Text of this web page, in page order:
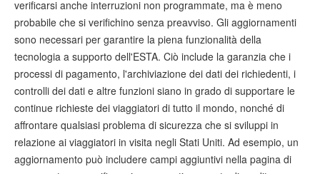
verificarsi anche interruzioni non programmate, ma è meno
probabile che si verifichino senza preavviso. Gli aggiornamenti
sono necessari per garantire la piena funzionalità della
tecnologia a supporto dell'ESTA. Ciò include la garanzia che i
processi di pagamento, l'archiviazione dei dati dei richiedenti, i
controlli dei dati e altre funzioni siano in grado di supportare le
continue richieste dei viaggiatori di tutto il mondo, nonché di
affrontare qualsiasi problema di sicurezza che si sviluppi in
relazione ai viaggiatori in visita negli Stati Uniti. Ad esempio, un
aggiornamento può includere campi aggiuntivi nella pagina di